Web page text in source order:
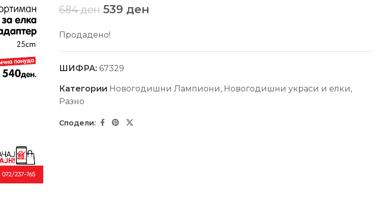
684ден 539 ден
Продадено!
ШИФРА: 67329
Категории Новогодишни Лампиони, Новогодишни украси и елки,
Разно